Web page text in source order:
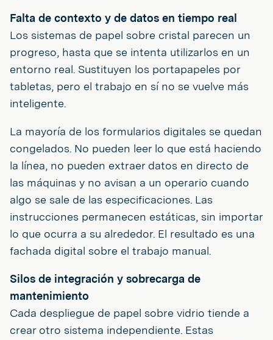
Falta de contexto y de datos en tiempo real
Los sistemas de papel sobre cristal parecen un
progreso, hasta que se intenta utilizarlos en un
entorno real. Sustituyen los portapapeles por
tabletas, pero el trabajo en sí no se vuelve más
inteligente.
La mayoría de los formularios digitales se quedan
congelados. No pueden leer lo que está haciendo
la línea, no pueden extraer datos en directo de
las máquinas y no avisan a un operario cuando
algo se sale de las especificaciones. Las
instrucciones permanecen estáticas, sin importar
lo que ocurra a su alrededor. El resultado es una
fachada digital sobre el trabajo manual.
Silos de integración y sobrecarga de
mantenimiento
Cada despliegue de papel sobre vidrio tiende a
crear otro sistema independiente. Estas